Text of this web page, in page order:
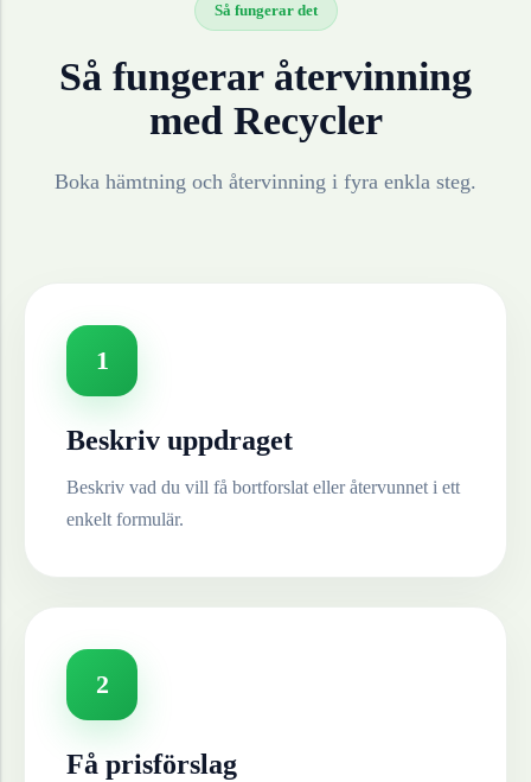
Så fungerar det
Så fungerar återvinning
med Recycler
Boka hämtning och återvinning i fyra enkla steg.
1
Beskriv uppdraget
Beskriv vad du vill få bortforslat eller återvunnet i ett
enkelt formulär.
2
Få prisförslag